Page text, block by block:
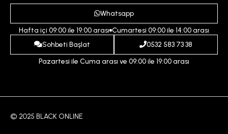
Ödeme ve Teslimat Koşulları
İptal ve İade Koşulları
İndirim
Whatsapp
Hafta içi 09:00 ile 19:00 arası Cumartesi 09:00 ile 14:00 arası
Sohbeti Başlat
0532 583 73 38
Pazartesi ile Cuma arası ve 09:00 ile 19:00 arası
© 2025 BLACK ONLINE